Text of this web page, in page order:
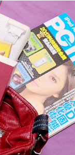
更遠更清晰、2日
旗艦手機! 加碼小
質明亮溫潤，並支
A1M-026TW 電
鏡頭、攝影棚級
026TW 電競掌機
O-ONE MAG 最
光學長焦隨手
登錄在送飛利浦
幕的耳機會是智商
雙周卡體驗，專案